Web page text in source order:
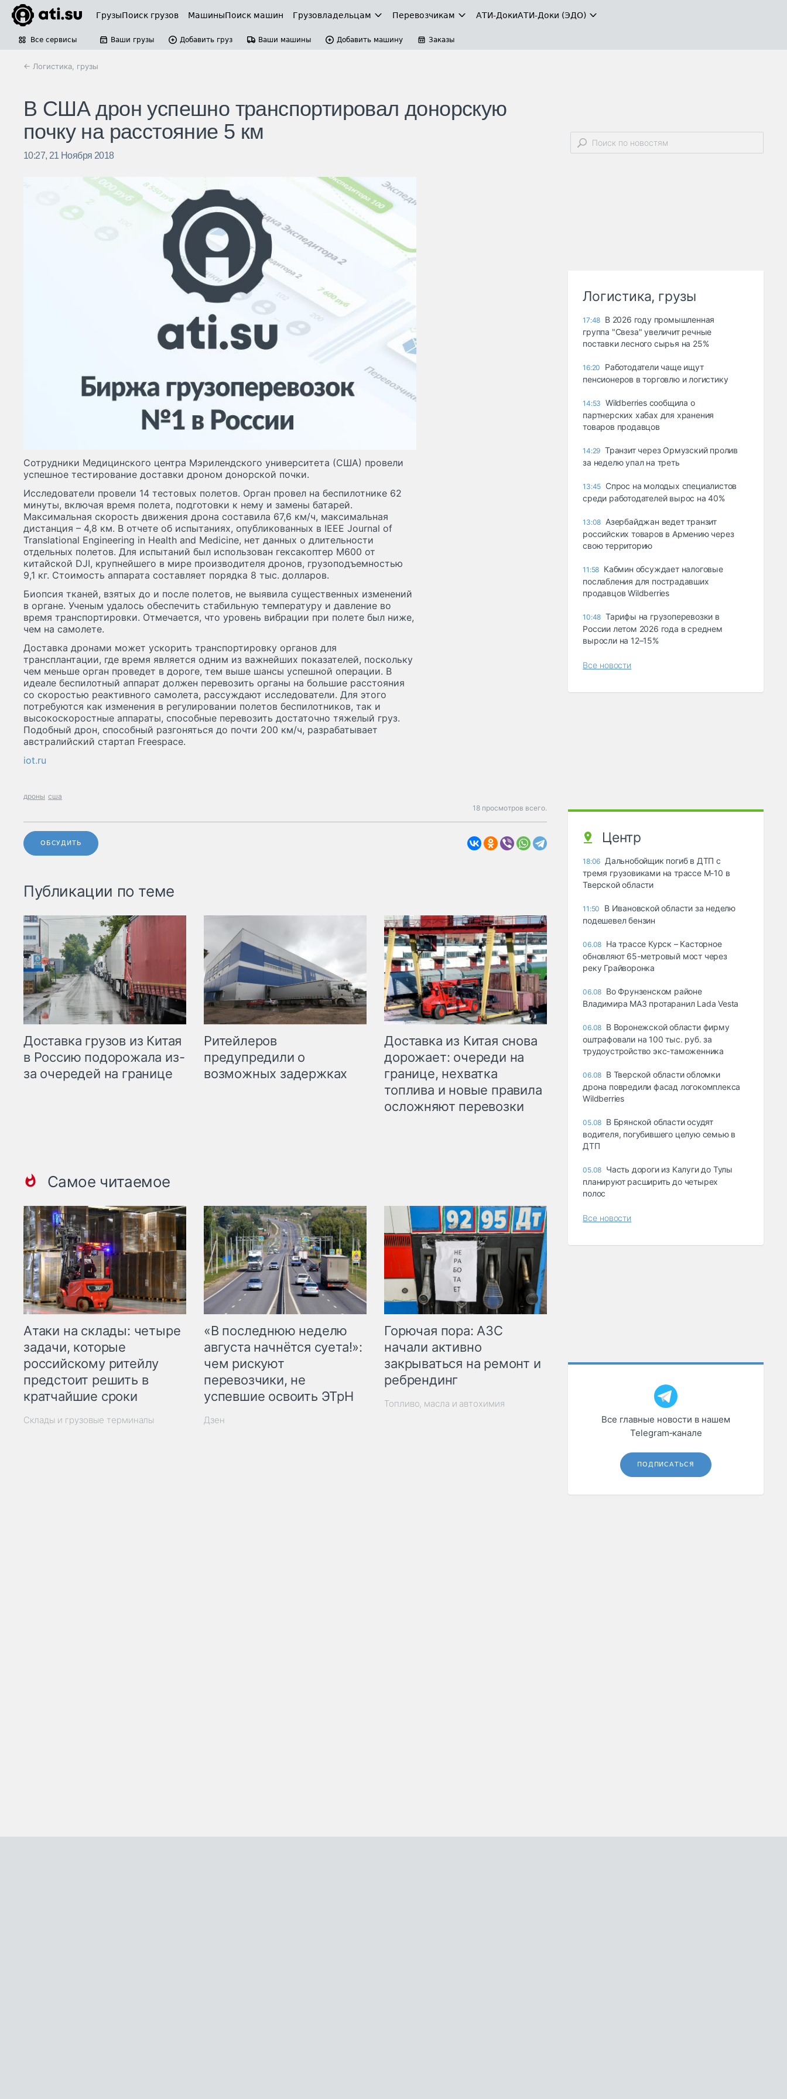
ГрузыПоиск грузов МашиныПоиск машин Грузовладельцам Перевозчикам АТИ-ДокиАТИ-Доки (ЭДО)
Все сервисы Ваши грузы Добавить груз Ваши машины Добавить машину Заказы
← Логистика, грузы
В США дрон успешно транспортировал донорскую
почку на расстояние 5 км
10:27, 21 Ноября 2018
Сотрудники Медицинского центра Мэрилендского университета (США) провели
успешное тестирование доставки дроном донорской почки.
Исследователи провели 14 тестовых полетов. Орган провел на беспилотнике 62
минуты, включая время полета, подготовки к нему и замены батарей.
Максимальная скорость движения дрона составила 67,6 км/ч, максимальная
дистанция – 4,8 км. В отчете об испытаниях, опубликованных в IEEE Journal of
Translational Engineering in Health and Medicine, нет данных о длительности
отдельных полетов. Для испытаний был использован гексакоптер M600 от
китайской DJI, крупнейшего в мире производителя дронов, грузоподъемностью
9,1 кг. Стоимость аппарата составляет порядка 8 тыс. долларов.
Биопсия тканей, взятых до и после полетов, не выявила существенных изменений
в органе. Ученым удалось обеспечить стабильную температуру и давление во
время транспортировки. Отмечается, что уровень вибрации при полете был ниже,
чем на самолете.
Доставка дронами может ускорить транспортировку органов для
трансплантации, где время является одним из важнейших показателей, поскольку
чем меньше орган проведет в дороге, тем выше шансы успешной операции. В
идеале беспилотный аппарат должен перевозить органы на большие расстояния
со скоростью реактивного самолета, рассуждают исследователи. Для этого
потребуются как изменения в регулировании полетов беспилотников, так и
высокоскоростные аппараты, способные перевозить достаточно тяжелый груз.
Подобный дрон, способный разгоняться до почти 200 км/ч, разрабатывает
австралийский стартап Freespace.
iot.ru
дроны сша
18 просмотров всего.
ОБСУДИТЬ
Публикации по теме
Доставка грузов из Китая
в Россию подорожала из-
за очередей на границе
Ритейлеров
предупредили о
возможных задержках
Доставка из Китая снова
дорожает: очереди на
границе, нехватка
топлива и новые правила
осложняют перевозки
Самое читаемое
Атаки на склады: четыре
задачи, которые
российскому ритейлу
предстоит решить в
кратчайшие сроки
Склады и грузовые терминалы
«В последнюю неделю
августа начнётся суета!»:
чем рискуют
перевозчики, не
успевшие освоить ЭТрН
Дзен
Горючая пора: АЗС
начали активно
закрываться на ремонт и
ребрендинг
Топливо, масла и автохимия
Логистика, грузы
17:48 В 2026 году промышленная
группа "Свеза" увеличит речные
поставки лесного сырья на 25%
16:20
Работодатели чаще ищут
пенсионеров в торговлю и логистику
14:53
Wildberries сообщила о
партнерских хабах для хранения
товаров продавцов
14:29 Транзит через Ормузский пролив
за неделю упал на треть
13:45 Спрос на молодых специалистов
среди работодателей вырос на 40%
13:08 Азербайджан ведет транзит
российских товаров в Армению через
свою территорию
11:58 Кабмин обсуждает налоговые
послабления для пострадавших
продавцов Wildberries
10:48 Тарифы на грузоперевозки в
России летом 2026 года в среднем
выросли на 12–15%
Все новости
Центр
18:06 Дальнобойщик погиб в ДТП с
тремя грузовиками на трассе М-10 в
Тверской области
11:50
В Ивановской области за неделю
подешевел бензин
06.08 На трассе Курск – Касторное
обновляют 65-метровый мост через
реку Грайворонка
06.08 Во Фрунзенском районе
Владимира МАЗ протаранил Lada Vesta
06.08 В Воронежской области фирму
оштрафовали на 100 тыс. руб. за
трудоустройство экс-таможенника
06.08 В Тверской области обломки
дрона повредили фасад логокомплекса
Wildberries
05.08 В Брянской области осудят
водителя, погубившего целую семью в
ДТП
05.08 Часть дороги из Калуги до Тулы
планируют расширить до четырех
полос
Все новости
Все главные новости в нашем
Telegram‑канале
ПОДПИСАТЬСЯ